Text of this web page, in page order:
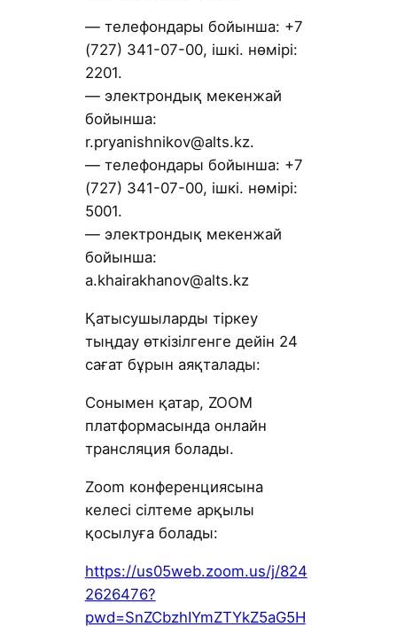
— телефондары бойынша: +7
(727) 341-07-00, ішкі. нөмірі:
2201.
— электрондық мекенжай
бойынша:
r.pryanishnikov@alts.kz.
— телефондары бойынша: +7
(727) 341-07-00, ішкі. нөмірі:
5001.
— электрондық мекенжай
бойынша:
a.khairakhanov@alts.kz
Қатысушыларды тіркеу
тыңдау өткізілгенге дейін 24
сағат бұрын аяқталады:
Сонымен қатар, ZOOM
платформасында онлайн
трансляция болады.
Zoom конференциясына
келесі сілтеме арқылы
қосылуға болады:
https://us05web.zoom.us/j/824
2626476?
pwd=SnZCbzhIYmZTYkZ5aG5H